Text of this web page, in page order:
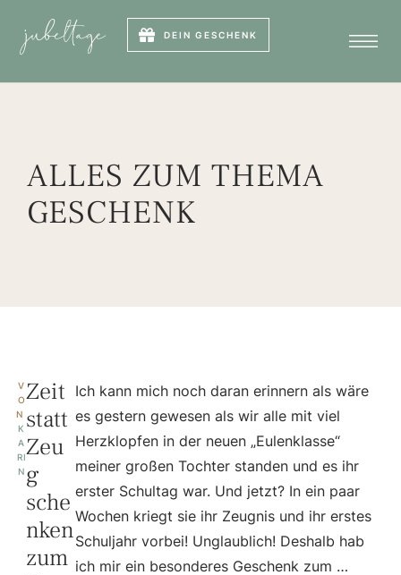
DEIN GESCHENK
ALLES ZUM THEMA
GESCHENK
V
O
N
K
A
RI
N
Zeit
statt
Zeu
g
sche
nken
zum
Ich kann mich noch daran erinnern als wäre
es gestern gewesen als wir alle mit viel
Herzklopfen in der neuen „Eulenklasse“
meiner großen Tochter standen und es ihr
erster Schultag war. Und jetzt? In ein paar
Wochen kriegt sie ihr Zeugnis und ihr erstes
Schuljahr vorbei! Unglaublich! Deshalb hab
ich mir ein besonderes Geschenk zum …